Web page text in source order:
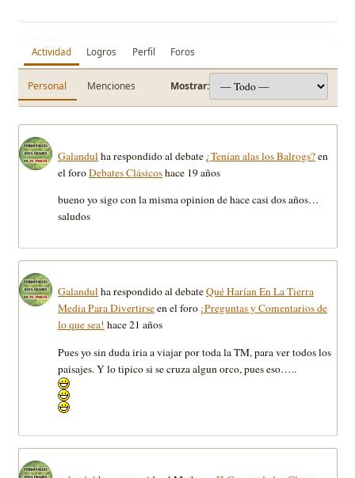
Actividad Logros Perfil Foros
Personal Menciones Mostrar:
Galandulha respondido al debate¿Tenían alas los Balrogs?en
el foroDebates Clásicoshace 19 años
bueno yo sigo con la misma opinion de hace casi dos años…
saludos
Galandulha respondido al debateQué Harían En La Tierra
Media Para Divertirseen el foro ¡Preguntas y Comentarios de
lo que sea! hace 21 años
Pues yo sin duda iria a viajar por toda la TM, para ver todos los
paisajes. Y lo tipico si se cruza algun orco, pues eso…..